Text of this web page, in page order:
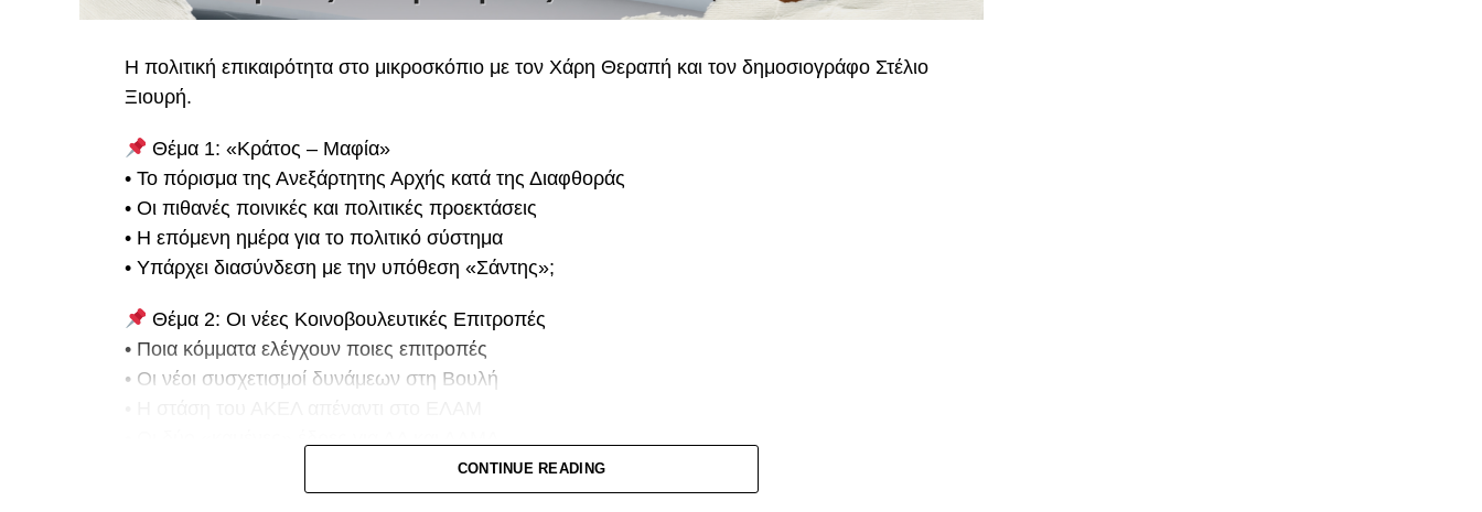
Η πολιτική επικαιρότητα στο μικροσκόπιο με τον Χάρη Θεραπή και τον δημοσιογράφο Στέλιο
Ξιουρή.
Θέμα 1: «Κράτος – Μαφία»
• Το πόρισμα της Ανεξάρτητης Αρχής κατά της Διαφθοράς
• Οι πιθανές ποινικές και πολιτικές προεκτάσεις
• Η επόμενη ημέρα για το πολιτικό σύστημα
• Υπάρχει διασύνδεση με την υπόθεση «Σάντης»;
Θέμα 2: Οι νέες Κοινοβουλευτικές Επιτροπές
• Ποια κόμματα ελέγχουν ποιες επιτροπές
• Οι νέοι συσχετισμοί δυνάμεων στη Βουλή
• Η πάγια θέση μας για ζωντανή μετάδοση και είσοδο των καμερών στις συνεδριάσεις των
κοινοβουλευτικών επιτροπών
CONTINUE READING